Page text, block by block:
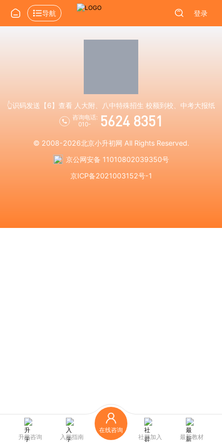
导航 登录
👆识码发送【6】查看 人大附、八中特殊招生 校额到校、中考大报纸
咨询电话:
010-
5624 8351
© 2008-2026北京小升初网 All Rights Reserved.
京公网安备 11010802039350号
京ICP备2021003152号-1
升学咨询 入学指南
在线咨询
社群加入
最新教材